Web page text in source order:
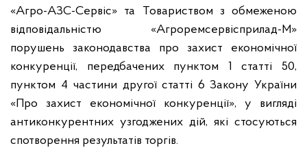
«Агро-АЗС-Сервіс» та Товариством з обмеженою
відповідальністю «Агроремсервісприлад-М»
порушень законодавства про захист економічної
конкуренції, передбачених пунктом 1 статті 50,
пунктом 4 частини другої статті 6 Закону України
«Про захист економічної конкуренції», у вигляді
антиконкурентних узгоджених дій, які стосуються
спотворення результатів торгів.